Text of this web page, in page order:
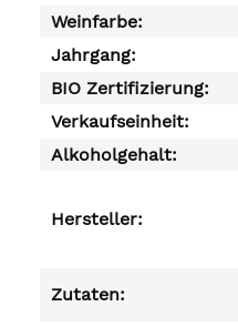
Weinfarbe:
Jahrgang:
BIO Zertifizierung:
Verkaufseinheit:
Alkoholgehalt:
Hersteller:
Zutaten: